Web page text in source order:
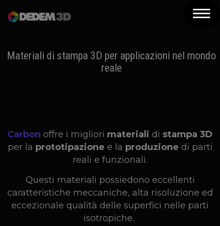
Prodotti
Assistenza
Newsletter
Materiali di stampa 3D per applicazioni nel mondo
reale
Carbon offre i migliori materiali di stampa 3D
per la prototipazione e la produzione di parti
reali e funzionali.
Questi materiali possiedono eccellenti
caratteristiche meccaniche, alta risoluzione ed
eccezionale qualità delle superfici nelle parti
isotropiche.